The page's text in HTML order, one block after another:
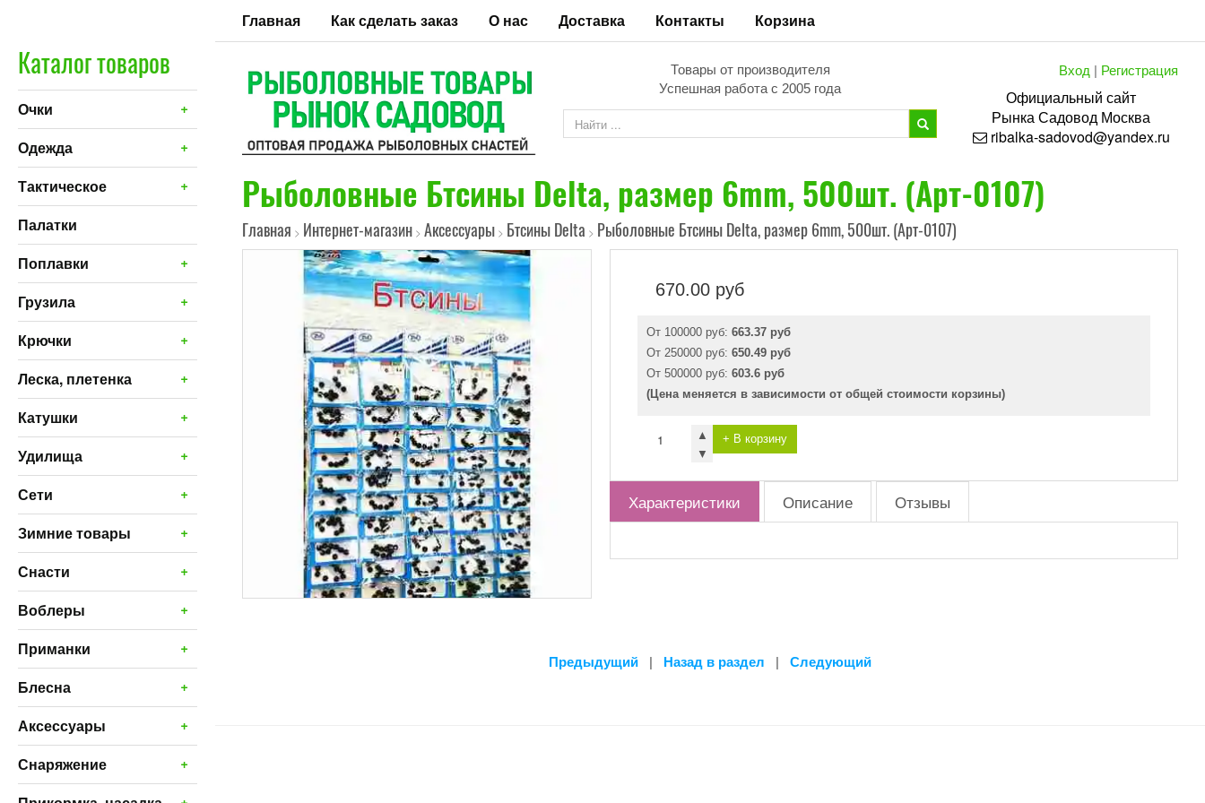
Главная Как сделать заказ О нас Доставка Контакты Корзина
Товары от производителя
Успешная работа с 2005 года
Вход | Регистрация
Официальный сайт
РынкаСадовод Москва
ribalka-sadovod@yandex.ru
Каталог товаров
+
Очки
+
Одежда
+
Тактическое
Палатки
+
Поплавки
+
Грузила
+
Крючки
+
Леска, плетенка
+
Катушки
+
Удилища
+
Сети
+
Зимние товары
+
Снасти
+
Воблеры
+
Приманки
+
Блесна
+
Аксессуары
+
Снаряжение
Рыболовные Бтсины Delta, размер 6mm, 500шт. (Арт-0107)
Главная > Интернет-магазин > Аксессуары > Бтсины Delta > Рыболовные Бтсины Delta, размер 6mm, 500шт. (Арт-0107)
670.00 руб
От 100000 руб: 663.37 руб
От 250000 руб: 650.49 руб
От 500000 руб: 603.6 руб
(Цена меняется в зависимости от общей стоимости корзины)
▲
▼
+ В корзину
Характеристики Описание Отзывы
Предыдущий | Назад в раздел | Следующий